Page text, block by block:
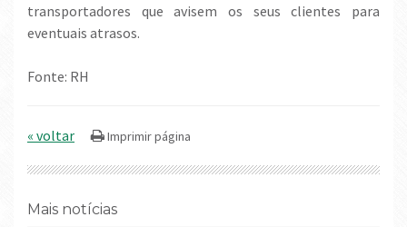
transportadores que avisem os seus clientes para
eventuais atrasos.
Fonte: RH
« voltar
Mais notícias